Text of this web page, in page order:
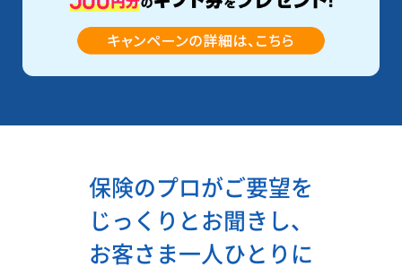
保険のプロがご要望を
じっくりとお聞きし、
お客さま一人ひとりに